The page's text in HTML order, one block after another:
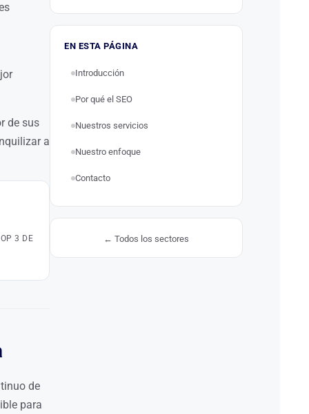
de sus
a
3 DE
de
para
EN ESTA PÁGINA
Introducción
Por qué el SEO
Nuestros servicios
Nuestro enfoque
Contacto
← Todos los sectores